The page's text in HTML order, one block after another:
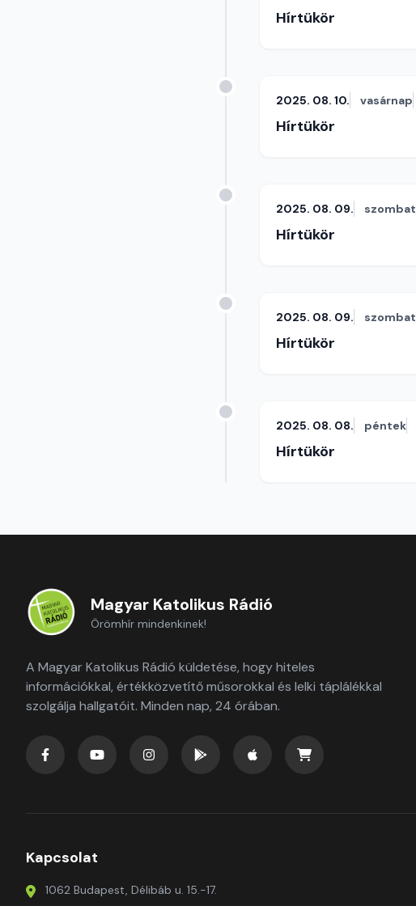
Hírtükör
2025. 08. 10. vasárnap
Hírtükör
2025. 08. 09. szombat
Hírtükör
2025. 08. 09. szombat
Hírtükör
2025. 08. 08. péntek
Hírtükör
Magyar Katolikus Rádió
Örömhír mindenkinek!
A Magyar Katolikus Rádió küldetése, hogy hiteles
információkkal, értékközvetítő műsorokkal és lelki táplálékkal
szolgálja hallgatóit. Minden nap, 24 órában.
Kapcsolat
1062 Budapest, Délibáb u. 15.-17.